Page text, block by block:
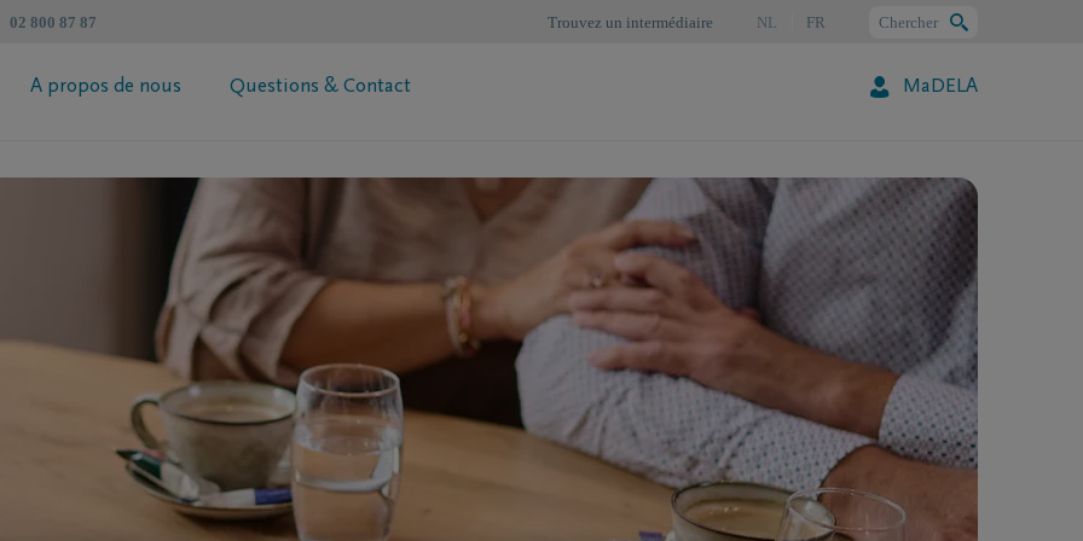
02 800 87 87 Chercher
Trouvez un intermédiaire NL FR
A propos de nous Questions & Contact MaDELA
Héritage DELA
Trouvez un intermédiaire
Contactez moi
Demandez votre brochure